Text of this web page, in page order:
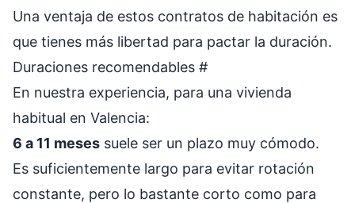
Una ventaja de estos contratos de habitación es
que tienes más libertad para pactar la duración.
Duraciones recomendables #
En nuestra experiencia, para una vivienda
habitual en Valencia:
6 a 11 meses suele ser un plazo muy cómodo.
Es suficientemente largo para evitar rotación
constante, pero lo bastante corto como para